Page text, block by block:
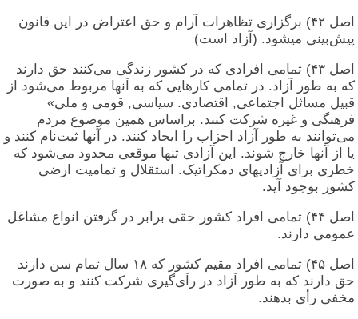
اصل ۴۲) برگزاری تظاهرات آرام و حق اعتراض در این قانون
پیش‌بینی میشود. (آزاد است)
اصل ۴۳) تمامی افرادی که در کشور زندگی می‌کنند حق دارند
که به طور آزاد. در تمامی کارهایی که به آنها مربوط می‌شود از
قبیل مساثل اجتماعی, اقتصادی. سیاسی, قومی و ملی»
فرهنگی و غیره شرکت کنند. براساس همین موضوع مردم
می‌توانند به طور آزاد احزاب را ایجاد کنند. در آنها ثبت‌نام کنند و
یا از آنها خارج شوند. این آزادی تنها موقعی محدود می‌شود که
خطری برای آزادیهای دمکراتیک. استقلال و تمامیت ارضی
کشور بوجود آید.
اصل ۴۴) تمامی افراد کشور حقی برابر در گرفتن انواع مشاغل
عمومی دارند.
اصل ۴۵) تمامی افراد مقیم کشور که ۱۸ سال تمام سن دارند
حق دارند که به طور آزاد در رآی‌گیری شرکت کنند و به صورت
مخفی رأی بدهند.